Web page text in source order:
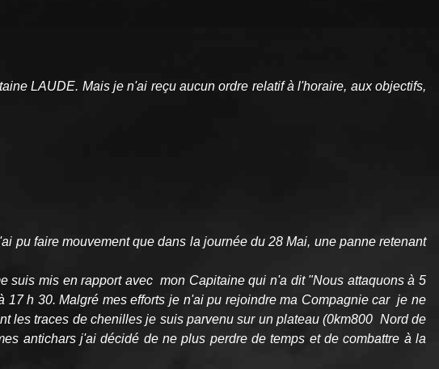
LAUDE. Mais je n'ai reçu aucun ordre relatif à l'horaire, aux objectifs,
pu faire mouvement que dans la journée du 28 Mai, une panne retenant
suis mis en rapport avec mon Capitaine qui n'a dit "Nous attaquons à 5
h 30. Malgré mes efforts je n'ai pu rejoindre ma Compagnie car je ne
les traces de chenilles je suis parvenu sur un plateau (0km800 Nord de
antichars j'ai décidé de ne plus perdre de temps et de combattre à la